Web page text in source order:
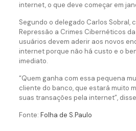
internet, o que deve começar em
Segundo o delegado Carlos Sobral,
Repressão a Crimes Cibernéticos
usuários devem aderir aos novos
internet porque não há custo e o
imediato.
“Quem ganha com essa pequena
cliente do banco, que estará muito
suas transações pela internet”,
Fonte: Folha de S.Paulo